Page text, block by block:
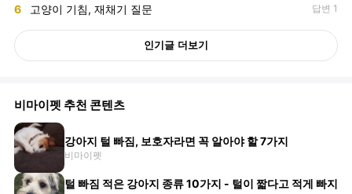
6 고양이 기침, 재채기 질문 답변 1
인기글 더보기
비마이펫 추천 콘텐츠
강아지 털 빠짐, 보호자라면 꼭 알아야 할 7가지
비마이펫
털 빠짐 적은 강아지 종류 10가지 - 털이 짧다고 적게 빠지